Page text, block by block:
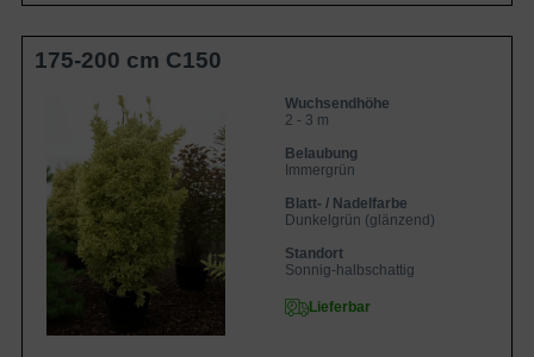
175-200 cm C150
Wuchsendhöhe
2 - 3 m
Belaubung
Immergrün
Blatt- / Nadelfarbe
Dunkelgrün (glänzend)
Standort
Sonnig-halbschattig
Lieferbar